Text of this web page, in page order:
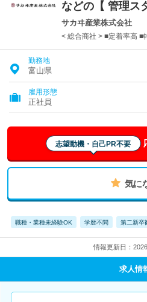
などの【 管理ス
サカヰ産業株式会社
< 総合商社 > ■定着率高 ■
勤務地
富山県
雇用形態
正社員
志望動機・自己PR不要
気に
職種・業種未経験OK 学歴不問 第二新卒
情報更新日：
求人情